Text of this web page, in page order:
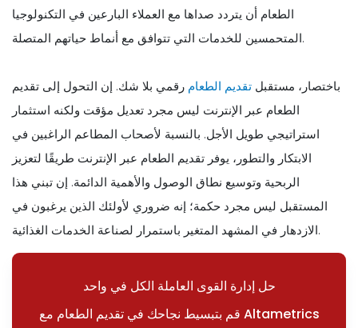
الطعام أن يتردد صداها مع العملاء البارعين في التكنولوجيا
المتحمسين للخدمات التي تتوافق مع أنماط حياتهم المتصلة.
باختصار، مستقبل تقديم الطعام رقمي بلا شك. إن التحول إلى تقديم
الطعام عبر الإنترنت ليس مجرد تعديل مؤقت ولكنه استثمار
استراتيجي طويل الأجل. بالنسبة لأصحاب المطاعم الراغبين في
الابتكار والتطور، يوفر تقديم الطعام عبر الإنترنت طريقًا لتعزيز
الربحية وتوسيع نطاق الوصول والأهمية الدائمة. إن تبني هذا
المستقبل ليس مجرد حكمة؛ إنه ضروري لأولئك الذين يرغبون في
الازدهار في المشهد المتغير باستمرار لصناعة الخدمات الغذائية.
حل إدارة القوى العاملة الكل في واحد
قم بتبسيط نجاحك في تقديم الطعام مع Altametrics